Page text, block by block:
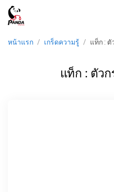
หน้าแรก / เกร็ดความรู้ / แท็ก :
แท็ก : ตัว